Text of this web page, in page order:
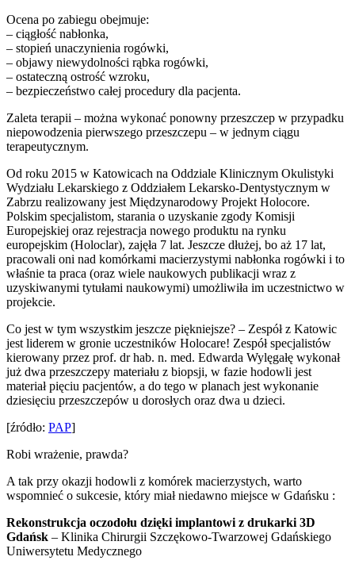
Ocena po zabiegu obejmuje:
– ciągłość nabłonka,
– stopień unaczynienia rogówki,
– objawy niewydolności rąbka rogówki,
– ostateczną ostrość wzroku,
– bezpieczeństwo całej procedury dla pacjenta.
Zaleta terapii – można wykonać ponowny przeszczep w przypadku
niepowodzenia pierwszego przeszczepu – w jednym ciągu
terapeutycznym.
Od roku 2015 w Katowicach na Oddziale Klinicznym Okulistyki
Wydziału Lekarskiego z Oddziałem Lekarsko-Dentystycznym w
Zabrzu realizowany jest Międzynarodowy Projekt Holocore.
Polskim specjalistom, starania o uzyskanie zgody Komisji
Europejskiej oraz rejestracja nowego produktu na rynku
europejskim (Holoclar), zajęła 7 lat. Jeszcze dłużej, bo aż 17 lat,
pracowali oni nad komórkami macierzystymi nabłonka rogówki i to
właśnie ta praca (oraz wiele naukowych publikacji wraz z
uzyskiwanymi tytułami naukowymi) umożliwiła im uczestnictwo w
projekcie.
Co jest w tym wszystkim jeszcze piękniejsze? – Zespół z Katowic
jest liderem w gronie uczestników Holocare! Zespół specjalistów
kierowany przez prof. dr hab. n. med. Edwarda Wylęgałę wykonał
już dwa przeszczepy materiału z biopsji, w fazie hodowli jest
materiał pięciu pacjentów, a do tego w planach jest wykonanie
dziesięciu przeszczepów u dorosłych oraz dwa u dzieci.
[źródło: PAP]
Robi wrażenie, prawda?
A tak przy okazji hodowli z komórek macierzystych, warto
wspomnieć o sukcesie, który miał niedawno miejsce w Gdańsku :
Rekonstrukcja oczodołu dzięki implantowi z drukarki 3D
Gdańsk – Klinika Chirurgii Szczękowo-Twarzowej Gdańskiego
Uniwersytetu Medycznego